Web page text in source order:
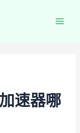
速器哪